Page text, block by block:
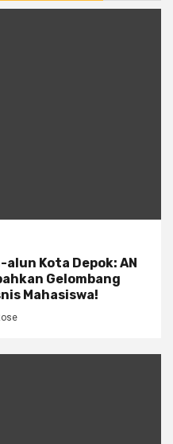
Kota Depok: AN
Gelombang
Mahasiswa!